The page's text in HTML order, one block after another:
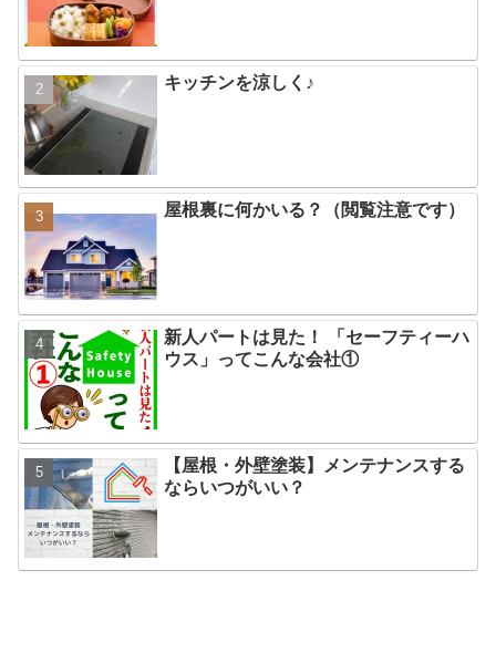
キッチンを涼しく♪
屋根裏に何かいる？（閲覧注意です）
新人パートは見た！ 「セーフティーハ
ウス」ってこんな会社①
【屋根・外壁塗装】メンテナンスする
ならいつがいい？